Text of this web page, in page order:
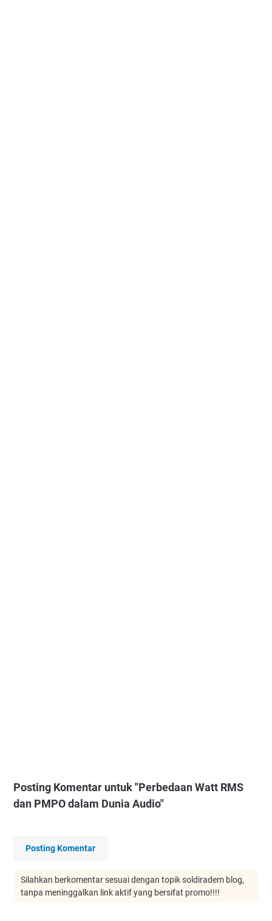
Posting Komentar untuk "Perbedaan Watt RMS
dan PMPO dalam Dunia Audio"
Posting Komentar
Silahkan berkomentar sesuai dengan topik soldiradem blog,
tanpa meninggalkan link aktif yang bersifat promo!!!!